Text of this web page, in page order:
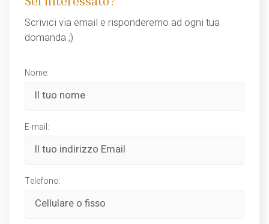
Scrivici via email e risponderemo ad ogni tua
domanda ;)
Nome:
E-mail:
Telefono: